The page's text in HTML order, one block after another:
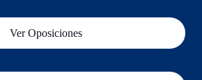
Ver Oposiciones